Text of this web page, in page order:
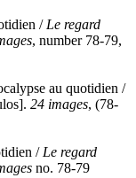
/ Le regard
, number 78-79,
au quotidien /
24 images, (78-
/ Le regard
no. 78-79